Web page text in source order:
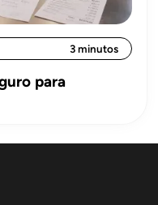
3 minutos
para